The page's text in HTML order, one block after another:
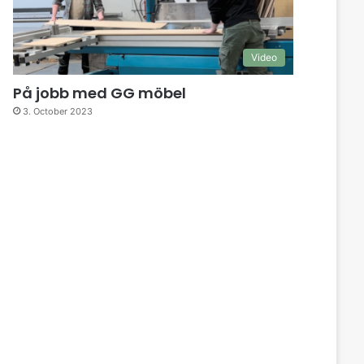
Video
På jobb med GG möbel
3. October 2023